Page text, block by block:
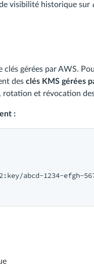
visibilité historique sur
clés gérées par AWS.
des clés KMS gérées
rotation et révocation
:
abcd-1234-efgh-